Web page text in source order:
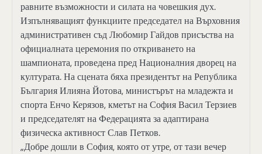
равните възможности и силата на човешкия дух.
Изпълняващият функциите председател на Върховния
административен съд Любомир Гайдов присъства на
официалната церемония по откриването на
шампионата, проведена пред Националния дворец на
културата. На сцената бяха президентът на Република
България Илияна Йотова, министърът на младежта и
спорта Енчо Керязов, кметът на София Васил Терзиев
и председателят на Федерацията за адаптирана
физическа активност Слав Петков.
„Добре дошли в София, която от утре, от тази вечер